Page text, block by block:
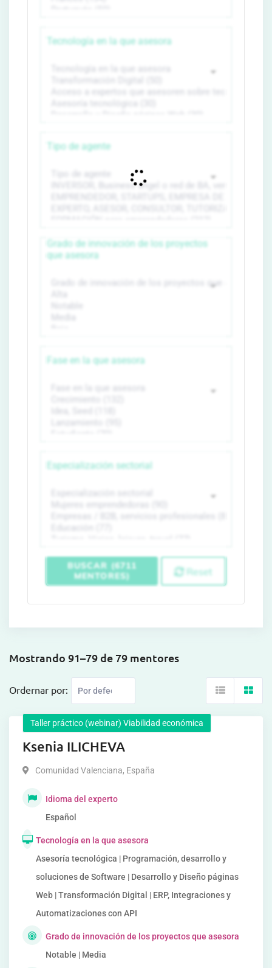
Tecnología en la que asesora
Tipo de agente
Grado de innovación de los proyectos
que asesora
Fase en la que asesora
Especialización sectorial
BUSCAR (6711
MENTORES)
Reset
Mostrando 91–79 de 79 mentores
Ordernar por:
Taller práctico (webinar) Viabilidad económica
Ksenia ILICHEVA
Comunidad Valenciana, España
Idioma del experto
Español
Tecnología en la que asesora
Asesoría tecnológica | Programación, desarrollo y
soluciones de Software | Desarrollo y Diseño páginas
Web | Transformación Digital | ERP, Integraciones y
Automatizaciones con API
Grado de innovación de los proyectos que asesora
Notable | Media